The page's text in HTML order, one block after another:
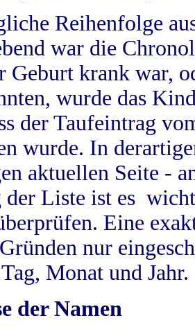
Reihenfolge
war die
Geburt krank war,
wurde das
der Taufeintrag
wurde. In
aktuellen Seite -
der Liste ist es
Eine
nur
Monat und Jahr.
der Namen